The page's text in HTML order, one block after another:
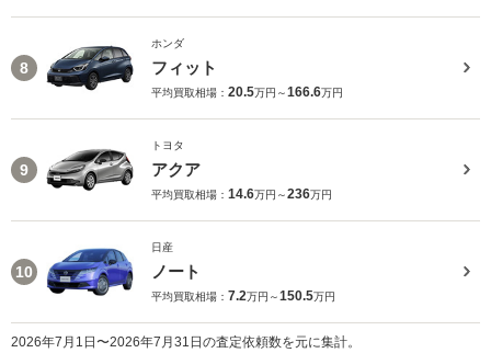
8
ホンダ
フィット
平均買取相場： 20.5万円～166.6万円
9
トヨタ
アクア
平均買取相場： 14.6万円～236万円
10
日産
ノート
平均買取相場： 7.2万円～150.5万円
2026年7月1日〜2026年7月31日の査定依頼数を元に集計。